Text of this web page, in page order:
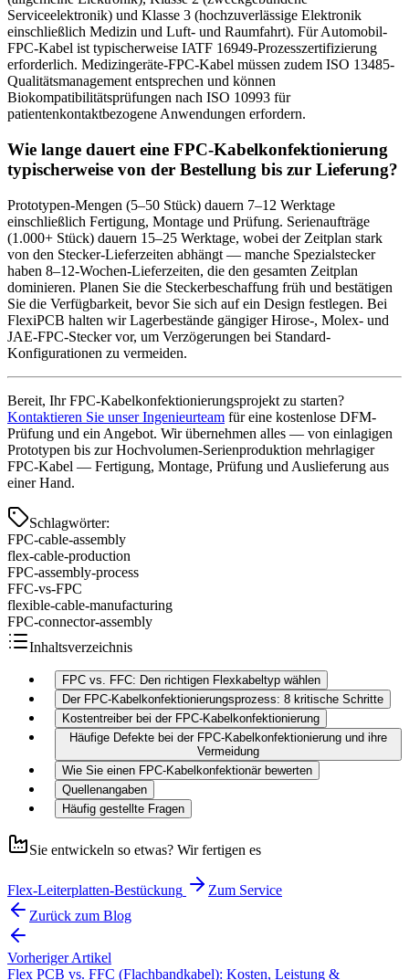
Serviceelektronik) und Klasse 3 (hochzuverlässige Elektronik
einschließlich Medizin und Luft- und Raumfahrt). Für Automobil-
FPC-Kabel ist typischerweise IATF 16949-Prozesszertifizierung
erforderlich. Medizingeräte-FPC-Kabel müssen zudem ISO 13485-
Qualitätsmanagement entsprechen und können
Biokompatibilitätsprüfungen nach ISO 10993 für
patientenkontaktbezogene Anwendungen erfordern.
Wie lange dauert eine FPC-Kabelkonfektionierung
typischerweise von der Bestellung bis zur Lieferung?
Prototypen-Mengen (5–50 Stück) dauern 7–12 Werktage
einschließlich Fertigung, Montage und Prüfung. Serienaufträge
(1.000+ Stück) dauern 15–25 Werktage, wobei der Zeitplan stark
von den Stecker-Lieferzeiten abhängt — manche Spezialstecker
haben 8–12-Wochen-Lieferzeiten, die den gesamten Zeitplan
dominieren. Planen Sie die Steckerbeschaffung früh und bestätigen
Sie die Verfügbarkeit, bevor Sie sich auf ein Design festlegen. Bei
FlexiPCB halten wir Lagerbestände gängiger Hirose-, Molex- und
JAE-FPC-Stecker vor, um Verzögerungen bei Standard-
Konfigurationen zu vermeiden.
Bereit, Ihr FPC-Kabelkonfektionierungsprojekt zu starten?
Kontaktieren Sie unser Ingenieurteam für eine kostenlose DFM-
Prüfung und ein Angebot. Wir übernehmen alles — von einlagigen
Prototypen bis zur Hochvolumen-Serienproduktion mehrlagiger
FPC-Kabel — Fertigung, Montage, Prüfung und Auslieferung aus
einer Hand.
Schlagwörter:
FPC-cable-assembly
flex-cable-production
FPC-assembly-process
FFC-vs-FPC
flexible-cable-manufacturing
FPC-connector-assembly
Inhaltsverzeichnis
FPC vs. FFC: Den richtigen Flexkabeltyp wählen
Der FPC-Kabelkonfektionierungsprozess: 8 kritische Schritte
Kostentreiber bei der FPC-Kabelkonfektionierung
Häufige Defekte bei der FPC-Kabelkonfektionierung und ihre
Vermeidung
Wie Sie einen FPC-Kabelkonfektionär bewerten
Quellenangaben
Häufig gestellte Fragen
Sie entwickeln so etwas? Wir fertigen es
Flex-Leiterplatten-Bestückung
Zum Service
Zurück zum Blog
Vorheriger Artikel
Flex PCB vs. FFC (Flachbandkabel): Kosten, Leistung &